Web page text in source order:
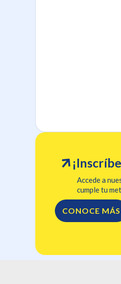
Accede a
cumple tu
CONOCE MÁS